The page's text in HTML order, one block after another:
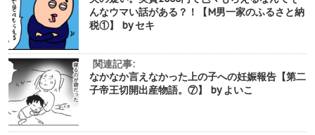
んなウマい話がある？！【M男一家のふるさと納
税①】 by セキ
関連記事:
なかなか言えなかった上の子への妊娠報告【第二
子帝王切開出産物語。⑦】 by よいこ